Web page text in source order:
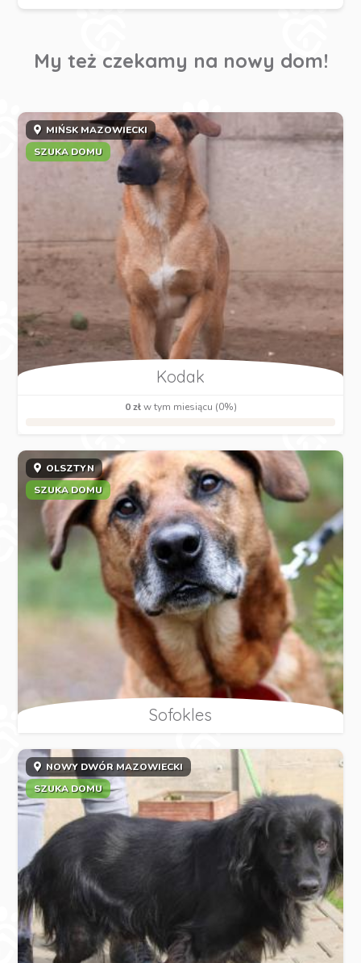
My też czekamy na nowy dom!
MIŃSK MAZOWIECKI
SZUKA DOMU
Kodak
0 złw tym miesiącu (0%)
OLSZTYN
SZUKA DOMU
Sofokles
NOWY DWÓR MAZOWIECKI
SZUKA DOMU